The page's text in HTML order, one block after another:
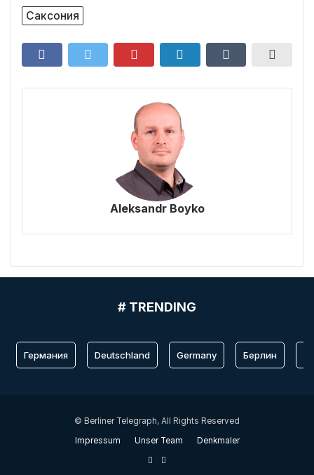
Саксония
Aleksandr Boyko
# TRENDING
Германия Deutschland Germany Берлин
© Berliner Telegraph, All Rights Reserved
Impressum
Unser Team Denkmaler